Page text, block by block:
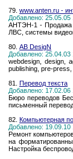
79. www.anten.ru -
Добавлено:
АНТЭН-1 - Продажа
ЛВС, системы
80. AB DesigN
Добавлено:
webdesign, design,
publishing, pre-
81. Перевод текста
Добавлено:
Бюро переводов
письменный
82. Компьютерная
Добавлено:
Ремонт
на
Настройка